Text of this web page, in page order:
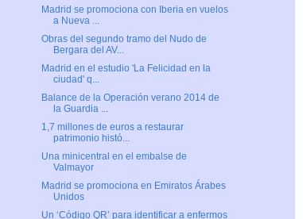
Madrid se promociona con Iberia en vuelos
a Nueva ...
Obras del segundo tramo del Nudo de
Bergara del AV...
Madrid en el estudio 'La Felicidad en la
ciudad' q...
Balance de la Operación verano 2014 de
la Guardia ...
1,7 millones de euros a restaurar
patrimonio histó...
Una minicentral en el embalse de
Valmayor
Madrid se promociona en Emiratos Árabes
Unidos
Un ‘Código QR’ para identificar a enfermos